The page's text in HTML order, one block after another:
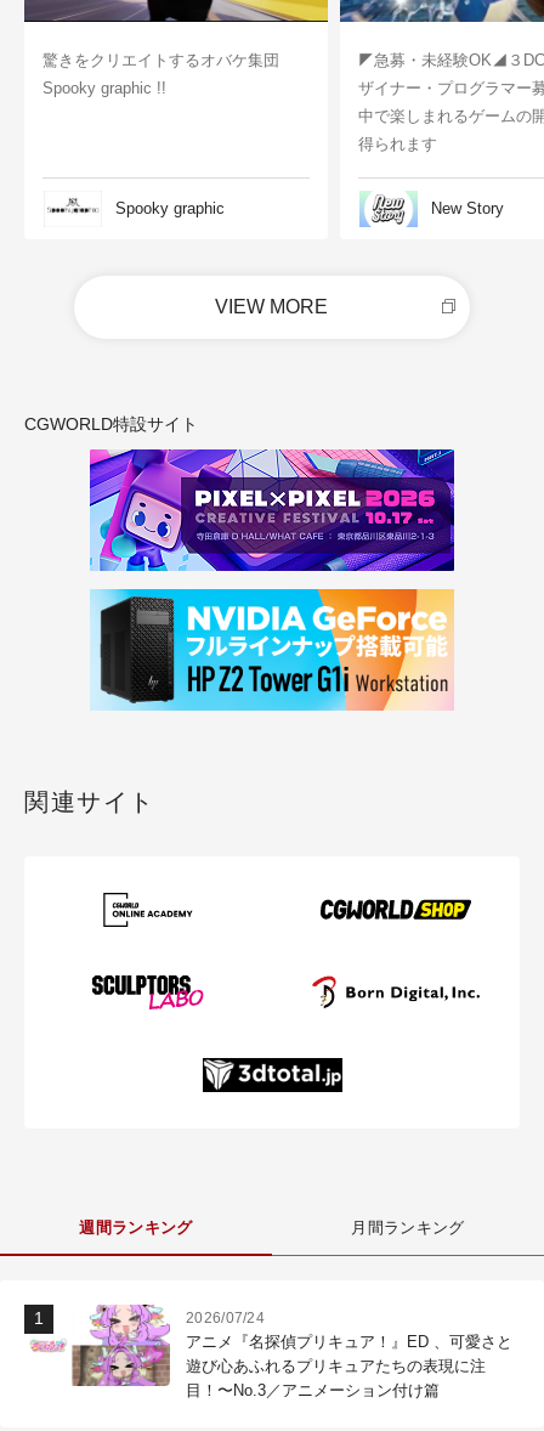
驚きをクリエイトするオバケ集団
Spooky graphic !!
Spooky graphic
◤急募・未経験OK◢３
ザイナー・プログラマー
中で楽しまれるゲームの
得られます
New Story
VIEW MORE
CGWORLD特設サイト
関連サイト
週間ランキング 月間ランキング
2026/07/24
アニメ『名探偵プリキュア！』ED 、可愛さと
遊び心あふれるプリキュアたちの表現に注
目！〜No.3／アニメーション付け篇